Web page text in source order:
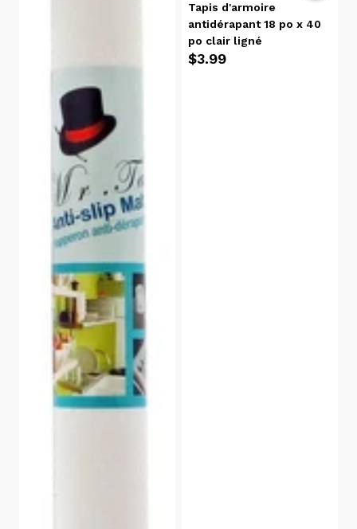
(4)
Tapis d'armoire
antidérapant 18 po x 40
po clair ligné
$3.99